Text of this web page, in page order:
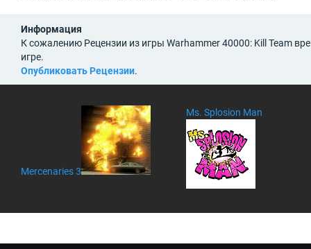
Информация
К сожалению Рецензии из игры Warhammer 40000: Kill Team
игре.
Опубликовать Рецензии.
Mercenaries 3
Ms. Splosion Man